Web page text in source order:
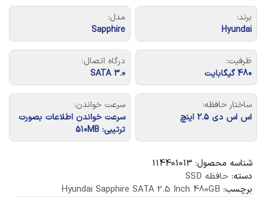
برند:
Hyundai
مدل:
Sapphire
ظرفیت:
480 گیگابایت
درگاه اتصال:
SATA 3.0
ساختار حافظه:
اس اس دی 2.5 اینچ
سرعت خواندن:
سرعت خواندن اطلاعات بصورت
ترتیبی: 510MB
شناسه محصول: 114401013
دسته: حافظه SSD
برچسب: Hyundai Sapphire SATA 2.5 Inch 480GB